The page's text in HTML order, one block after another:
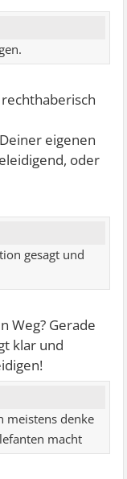
eigenen
oder
gesagt und
Weg? Gerade
klar und
meistens denke
macht